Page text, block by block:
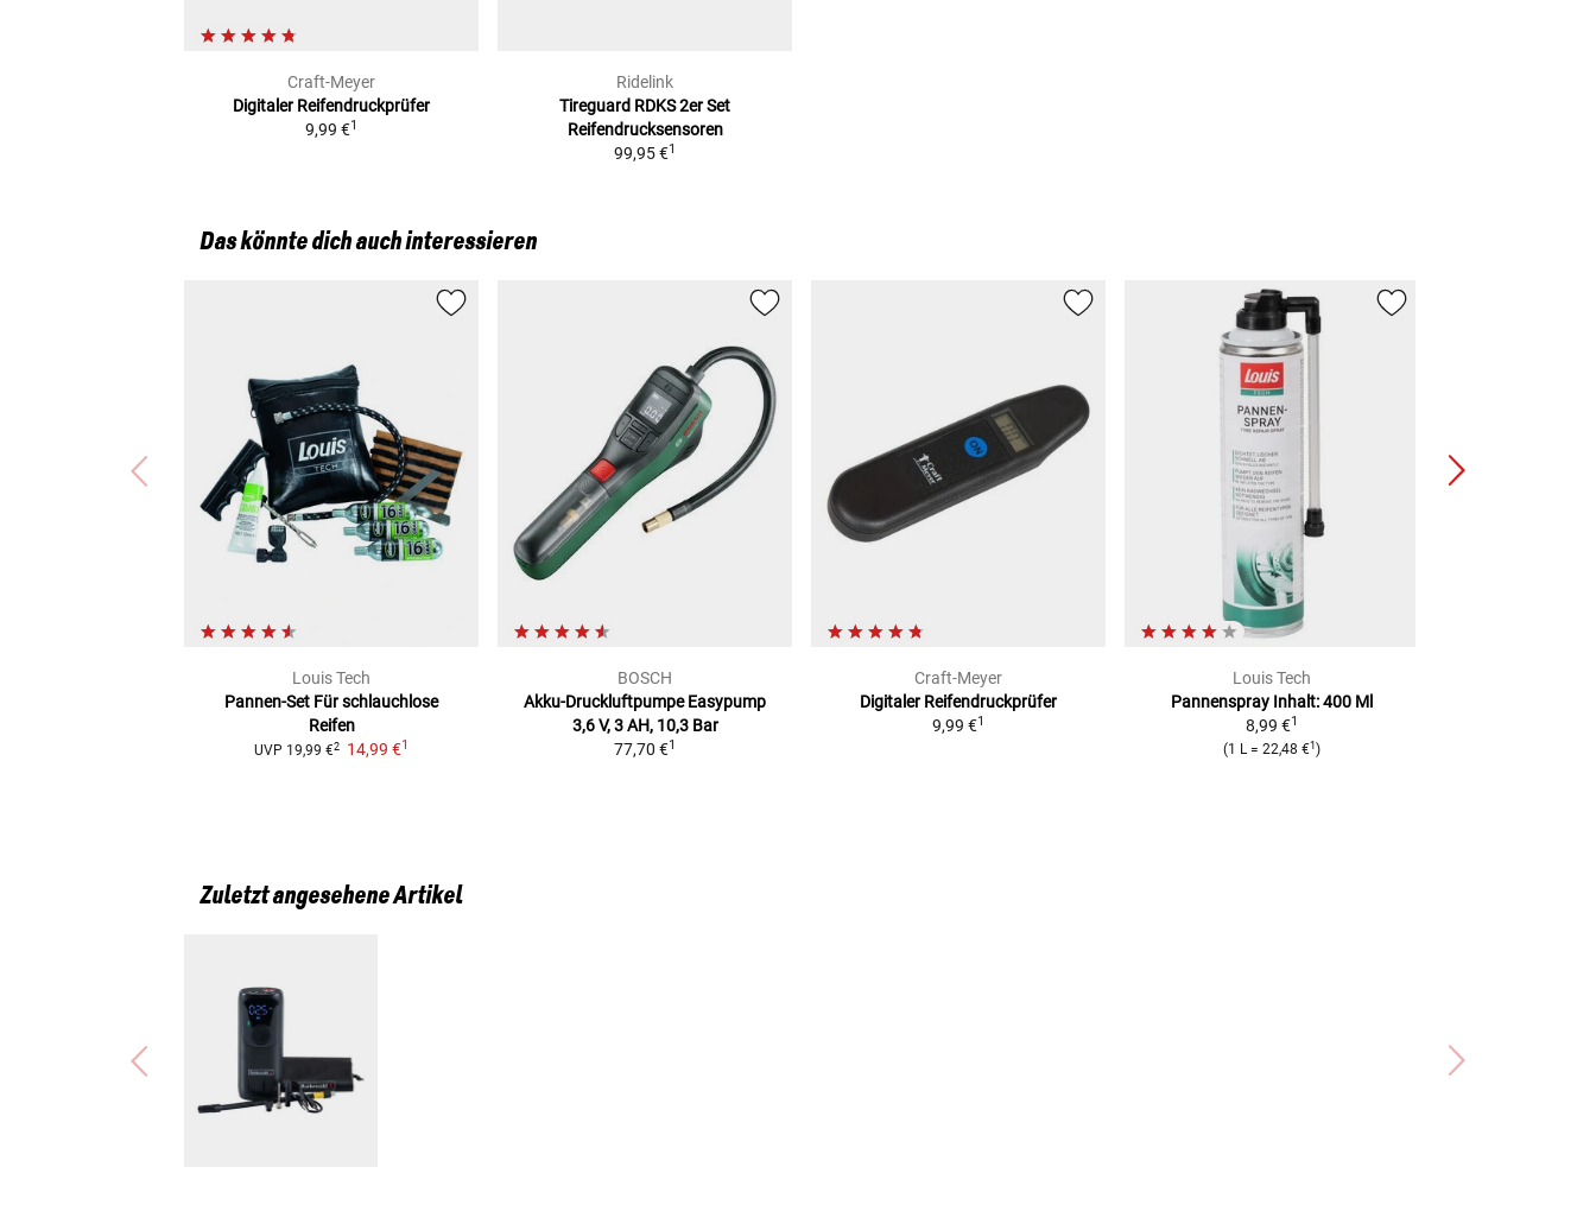
Craft-Meyer
Digitaler Reifendruckprüfer
9,99 €1
Ridelink
Tireguard RDKS 2er Set
Reifendrucksensoren
99,95 €1
Das könnte dich auch interessieren
Louis Tech
Pannen-Set Für schlauchlose
Reifen
UVP 19,99 €2 14,99 €1
BOSCH
Akku-Druckluftpumpe Easypump
3,6 V, 3 AH, 10,3 Bar
77,70 €1
Craft-Meyer
Digitaler Reifendruckprüfer
9,99 €1
Louis Tech
Pannenspray Inhalt: 400 Ml
8,99 €1
(1 L= 22,48 €1 )
Zuletzt angesehene Artikel